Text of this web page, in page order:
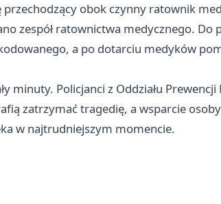
przechodzący obok czynny ratownik
zespół ratownictwa medycznego. Do
a po dotarciu medyków
minuty. Policjanci z Oddziału Prewencji
zatrzymać tragedię, a wsparcie
w najtrudniejszym momencie.